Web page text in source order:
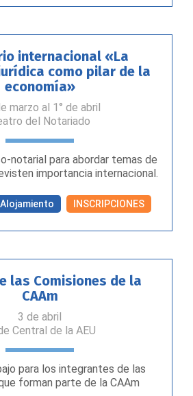
internacional «La
como pilar de la
economía»
marzo al 1° de abril
del Notariado
notarial para abordar temas de
importancia internacional.
Alojamiento INSCRIPCIONES
las Comisiones de la
CAAm
3 de abril
Central de la AEU
para los integrantes de las
forman parte de la CAAm